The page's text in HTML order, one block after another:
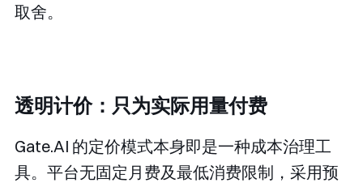
取舍。
透明计价：只为实际用量付费
Gate.AI 的定价模式本身即是一种成本治理工
具。平台无固定月费及最低消费限制，采用预